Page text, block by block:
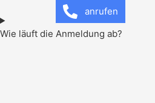
Wie läuft die Anmeldung ab?
anrufen